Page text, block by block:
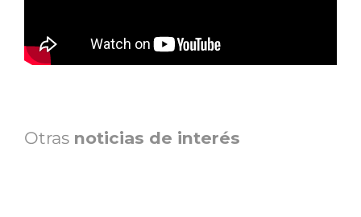
Otras noticias de interés